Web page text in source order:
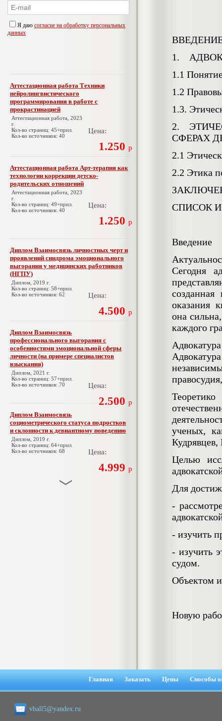
Я даю согласие на обработку персональных
данных
Аттестационная работа Техники
нейролингвистического
программирования в работе с
прокрастинацией
Аттестационная работа, 2023
г.
Кол-во страниц: 45+прил.
Кол-во источников: 40
Цена:
1.250 р
Аттестационная работа Арт-терапия как
технологии коррекции детско-
родительских отношений
Аттестационная работа, 2023
г.
Кол-во страниц: 49+прил.
Кол-во источников: 40
Цена:
1.250 р
Диплом Взаимосвязь личностных черт и
проявлений синдрома эмоционального
выгорания у медицинских работников
(НГПУ)
Диплом, 2019 г.
Кол-во страниц: 58+прил.
Кол-во источников: 62
Цена:
4.500 р
Диплом Взаимосвязь
профессионального выгорания с
особенностями эмоциональной сферы
личности (на примере специалистов
взыскания)
Диплом, 2021 г.
Кол-во страниц: 57+прил.
Кол-во источников: 70
Цена:
2.500 р
Диплом Взаимосвязь
социометрического статуса подростков
и склонности к девиантному поведению
Диплом, 2019 г.
Кол-во страниц: 64+прил.
Кол-во источников: 68
Цена:
4.999 р
причинённого жизни или здоровью
гражданина в гражданском
Диплом, 2019 г.
Кол-во источников: 50
1.
1.1
1.2
1.3.
2.
СФЕРАХ
2.1
2.2 Этика
СПИСОК
Введение
Сегодня
оказания
она
каждого
ученых,
Целью
Для
-
- изучить
- изучить
судом.
Объектом
Новую
Главная Заказать Цены Способы
vball5@yandex.ru